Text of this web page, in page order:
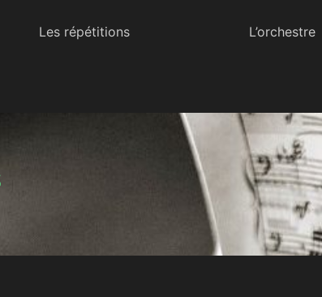
Les répétitions L’orchestre